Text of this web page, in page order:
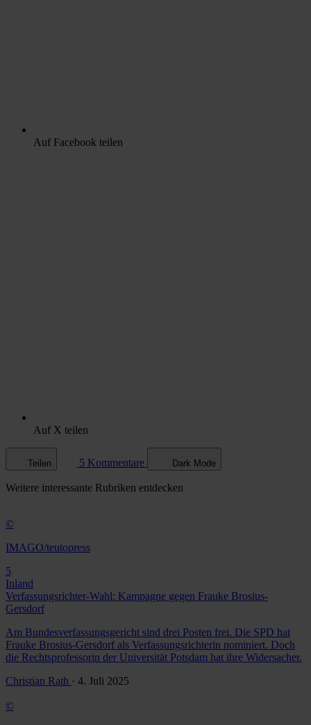
Auf Facebook teilen
Auf X teilen
Teilen 5 Kommentare Dark Mode
Weitere interessante Rubriken entdecken
©
IMAGO/teutopress
5
Inland
Verfassungsrichter-Wahl: Kampagne gegen Frauke Brosius-
Gersdorf
Am Bundesverfassungsgericht sind drei Posten frei. Die SPD hat
Frauke Brosius-Gersdorf als Verfassungsrichterin nominiert. Doch
die Rechtsprofessorin der Universität Potsdam hat ihre Widersacher.
Christian Rath · 4. Juli 2025
©